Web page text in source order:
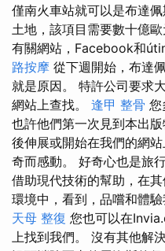
僅南火車站就可以是布達
土地，該項目需要數十億
有關網站，Facebook和
路按摩 從下週開始，布達
就是原因。 特許公司要求
網站上查找。 逢甲 整骨 您
也許他們第一次見到本出
後伸展或開始在我們的網
奇而感動。 好奇心也是旅
借助現代技術的幫助，在
環境中，看到，品嚐和體驗
天母 整復 您也可以在
上找到我們。 沒有其他解